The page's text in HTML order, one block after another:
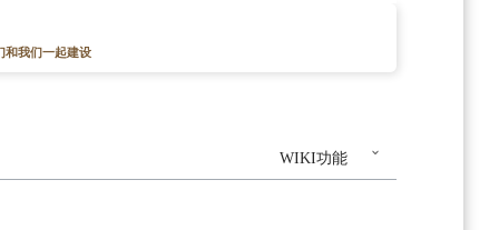
和我们一起建设
WIKI功能